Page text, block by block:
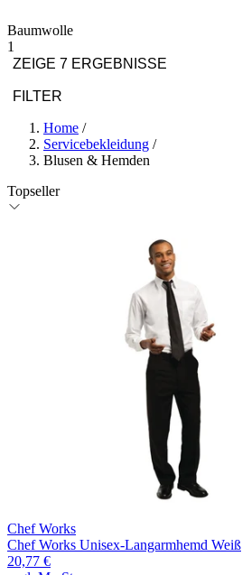
Baumwolle
1
ZEIGE 7 ERGEBNISSE
FILTER
Home /
Servicebekleidung /
Blusen & Hemden
Topseller
Chef Works
Chef Works Unisex-Langarmhemd Weiß
20,77 €